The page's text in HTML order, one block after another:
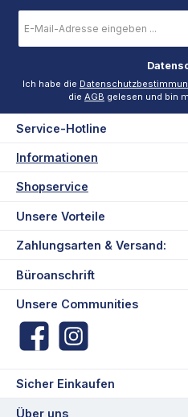
Mail-
Adresse
Ich habe die
die AGB gelesen und bin
Service-Hotline
Informationen
Shopservice
Unsere Vorteile
Unsere Communities
FacebookInstagram
Zahlungsarten & Versand:
Büroanschrift
Sicher Einkaufen
Über uns